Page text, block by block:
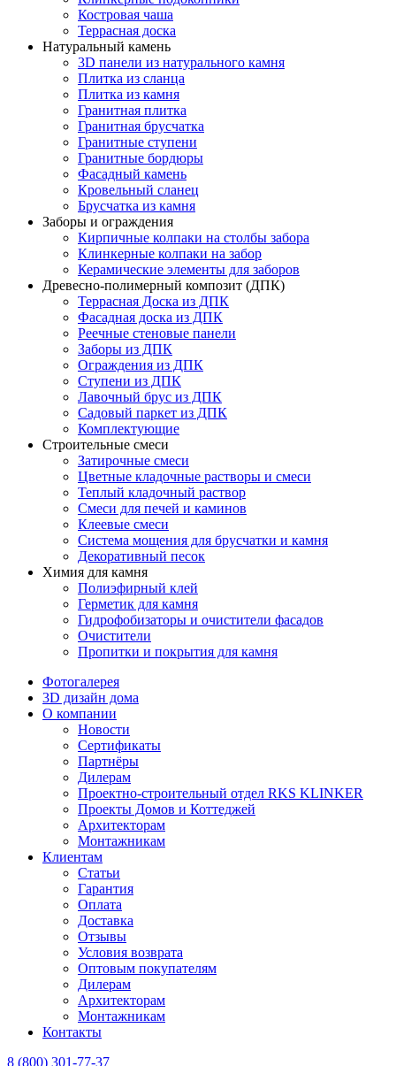
Костровая чаша
Террасная доска
Натуральный камень
3D панели из натурального камня
Плитка из сланца
Плитка из камня
Гранитная плитка
Гранитная брусчатка
Гранитные ступени
Гранитные бордюры
Фасадный камень
Кровельный сланец
Брусчатка из камня
Заборы и ограждения
Кирпичные колпаки на столбы забора
Клинкерные колпаки на забор
Керамические элементы для заборов
Древесно-полимерный композит (ДПК)
Террасная Доска из ДПК
Фасадная доска из ДПК
Реечные стеновые панели
Заборы из ДПК
Ограждения из ДПК
Ступени из ДПК
Лавочный брус из ДПК
Садовый паркет из ДПК
Комплектующие
Строительные смеси
Затирочные смеси
Цветные кладочные растворы и смеси
Теплый кладочный раствор
Смеси для печей и каминов
Клеевые смеси
Система мощения для брусчатки и камня
Декоративный песок
Химия для камня
Полиэфирный клей
Герметик для камня
Гидрофобизаторы и очистители фасадов
Очистители
Пропитки и покрытия для камня
Фотогалерея
3D дизайн дома
О компании
Новости
Сертификаты
Партнёры
Дилерам
Проектно-строительный отдел RKS KLINKER
Проекты Домов и Коттеджей
Архитекторам
Монтажникам
Клиентам
Статьи
Гарантия
Оплата
Доставка
Отзывы
Условия возврата
Оптовым покупателям
Дилерам
Архитекторам
Монтажникам
Контакты
8 (800) 301-77-37